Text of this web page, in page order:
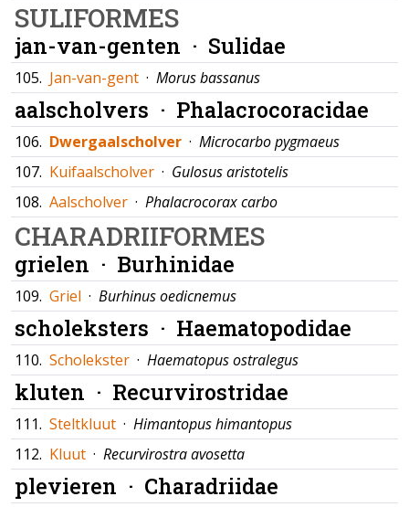
SULIFORMES
jan-van-genten · Sulidae
105. Jan-van-gent · Morus bassanus
aalscholvers · Phalacrocoracidae
106. Dwergaalscholver · Microcarbo pygmaeus
107. Kuifaalscholver · Gulosus aristotelis
108. Aalscholver · Phalacrocorax carbo
CHARADRIIFORMES
grielen · Burhinidae
109. Griel · Burhinus oedicnemus
scholeksters · Haematopodidae
110. Scholekster · Haematopus ostralegus
kluten · Recurvirostridae
111. Steltkluut · Himantopus himantopus
112. Kluut · Recurvirostra avosetta
plevieren · Charadriidae